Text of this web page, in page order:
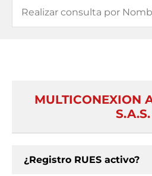
MULTICONEXION
S.A.S.
¿Registro RUES activo?